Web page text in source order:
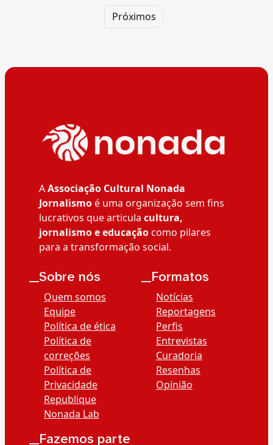
Próximos
AAssociação Cultural Nonada
Jornalismoé uma organização sem fins
lucrativos que articula cultura,
jornalismo e educaçãocomo pilares
para a transformação social.
__Sobre nós
Quem somos
Equipe
Política de ética
Política de
correções
Política de
Privacidade
Republique
Nonada Lab
__Formatos
Notícias
Reportagens
Perfis
Entrevistas
Curadoria
Resenhas
Opinião
__Fazemos parte